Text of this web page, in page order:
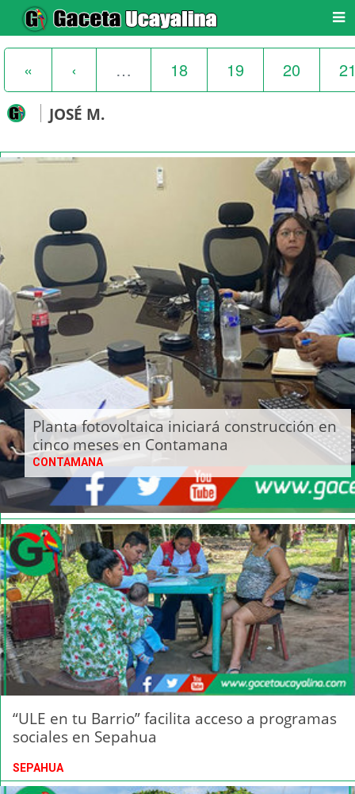
« ‹ … 18 19 20
JOSÉ M.
Planta fotovoltaica iniciará construcción en
cinco meses en Contamana
CONTAMANA
“ULE en tu Barrio” facilita acceso a programas
sociales en Sepahua
SEPAHUA